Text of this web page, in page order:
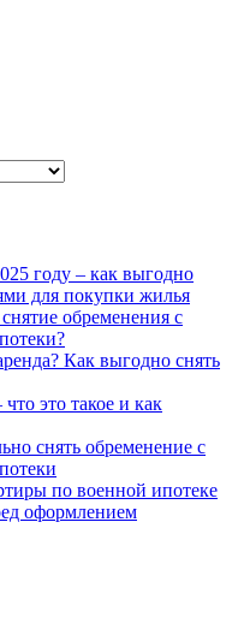
году – как выгодно
для покупки жилья
обременения с
Как выгодно снять
это такое и как
снять обременение с
по военной ипотеке
оформлением